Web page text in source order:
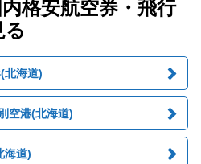
格安航空券・飛行
北海道)
空港(北海道)
海道)